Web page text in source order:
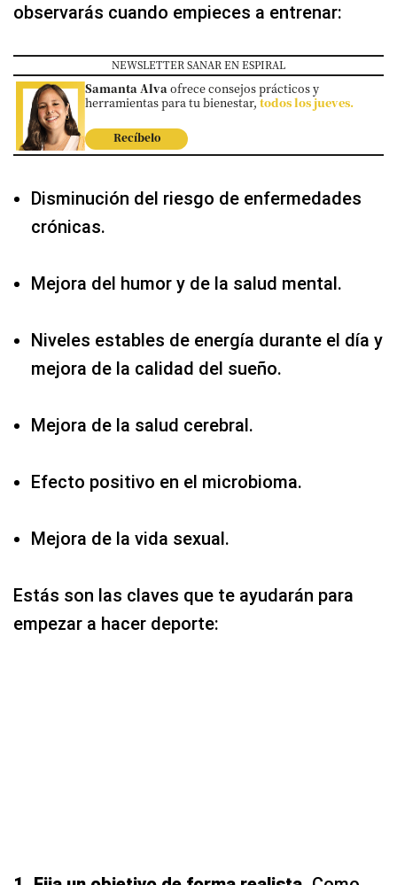
observarás cuando empieces a entrenar:
NEWSLETTER SANAR EN ESPIRAL
Samanta Alva ofrece consejos prácticos y
herramientas para tu bienestar,todos los jueves.
Recíbelo
Disminución del riesgo de enfermedades
crónicas.
Mejora del humor y de la salud mental.
Niveles estables de energía durante el día y
mejora de la calidad del sueño.
Mejora de la salud cerebral.
Efecto positivo en el microbioma.
Mejora de la vida sexual.
Estás son las claves que te ayudarán para
empezar a hacer deporte: